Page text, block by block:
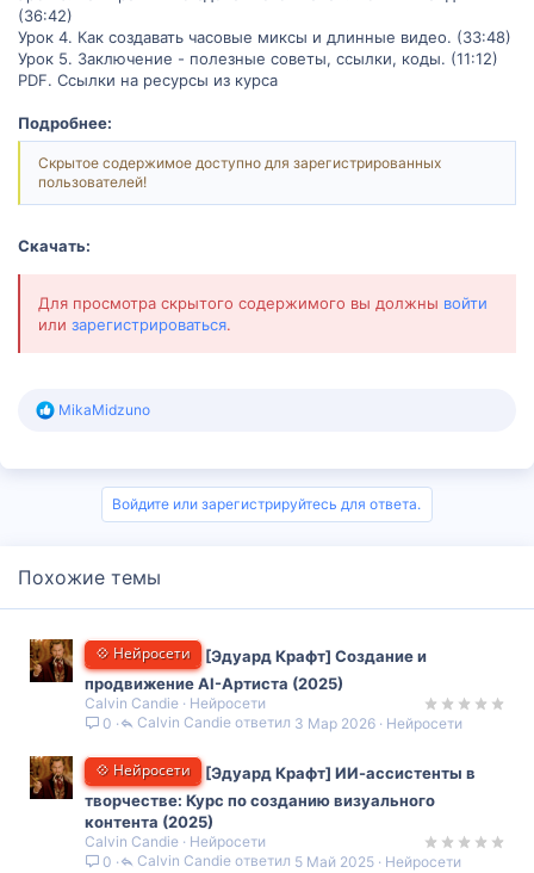
(36:42)
Урок 4. Как создавать часовые миксы и длинные видео. (33:48)
Урок 5. Заключение - полезные советы, ссылки, коды. (11:12)
PDF. Ссылки на ресурсы из курса
Подробнее:
Скрытое содержимое доступно для зарегистрированных
пользователей!
Скачать:
Для просмотра скрытого содержимого вы должны войти
или зарегистрироваться.
Р
к
MikaMidzuno
Войдите или зарегистрируйтесь для ответа.
Похожие темы
💠 Нейросети
[Эдуард Крафт] Создание и
продвижение AI-Артиста (2025)
Calvin Candie
Нейросети
0
Нейросети
3 Мар 2026
Calvin Candie
💠 Нейросети
[Эдуард Крафт] ИИ-ассистенты в
творчестве: Курс по созданию визуального
контента (2025)
Calvin Candie
Нейросети
0
Нейросети
5 Май 2025
Calvin Candie